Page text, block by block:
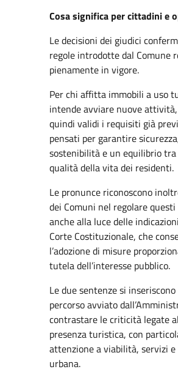
Cosa significa per cittadini e
Le decisioni dei giudici
regole introdotte dal Comune
pienamente in vigore.
Per chi affitta immobili a uso
intende avviare nuove
quindi validi i requisiti già
pensati per garantire
sostenibilità e un equilibrio
qualità della vita dei residenti.
Le pronunce riconoscono
dei Comuni nel regolare
anche alla luce delle
Corte Costituzionale, che
l’adozione di misure
tutela dell’interesse pubblico.
Le due sentenze si
percorso avviato
contrastare le criticità legate
presenza turistica, con
attenzione a viabilità, servizi
urbana.